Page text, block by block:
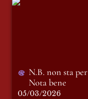
N.B. non sta per
N.B. non sta per
Nota bene
05/03/2026